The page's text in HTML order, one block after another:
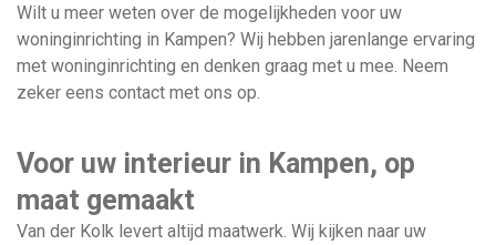
Wilt u meer weten over de mogelijkheden voor uw
woninginrichting in Kampen? Wij hebben jarenlange ervaring
met woninginrichting en denken graag met u mee. Neem
zeker eens contact met ons op.
Voor uw interieur in Kampen, op
maat gemaakt
Van der Kolk levert altijd maatwerk. Wij kijken naar uw